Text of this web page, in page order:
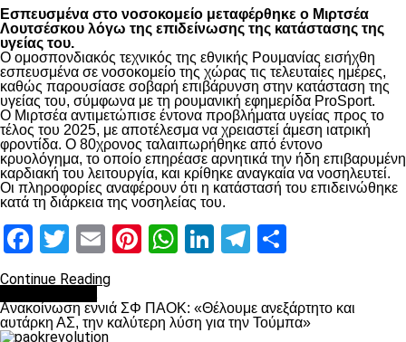
Εσπευσμένα στο νοσοκομείο μεταφέρθηκε ο Μιρτσέα
Λουτσέσκου λόγω της επιδείνωσης της κατάστασης της
υγείας του.
Ο ομοσπονδιακός τεχνικός της εθνικής Ρουμανίας εισήχθη
εσπευσμένα σε νοσοκομείο της χώρας τις τελευταίες ημέρες,
καθώς παρουσίασε σοβαρή επιβάρυνση στην κατάσταση της
υγείας του, σύμφωνα με τη ρουμανική εφημερίδα ProSport.
Ο Μιρτσέα αντιμετώπισε έντονα προβλήματα υγείας προς το
τέλος του 2025, με αποτέλεσμα να χρειαστεί άμεση ιατρική
φροντίδα. Ο 80χρονος ταλαιπωρήθηκε από έντονο
κρυολόγημα, το οποίο επηρέασε αρνητικά την ήδη επιβαρυμένη
καρδιακή του λειτουργία, και κρίθηκε αναγκαία να νοσηλευτεί.
Οι πληροφορίες αναφέρουν ότι η κατάστασή του επιδεινώθηκε
κατά τη διάρκεια της νοσηλείας του.
Facebook
Twitter
EmailPinterest
WhatsApp
LinkedIn
Telegram
Continue Reading
Ανακοίνωση εννιά ΣΦ ΠΑΟΚ: «Θέλουμε ανεξάρτητο και
αυτάρκη ΑΣ, την καλύτερη λύση για την Τούμπα»